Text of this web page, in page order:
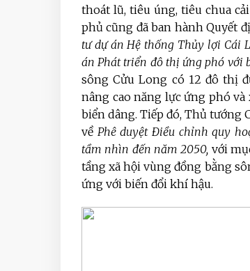
thoát lũ, tiêu úng, tiêu chua
phủ cũng đã ban hành Quyết
tư dự án Hệ thống Thủy lợi Cái
án Phát triển đô thị ứng phó với
sông Cửu Long có 12 đô thị
nâng cao năng lực ứng phó
biển dâng. Tiếp đó, Thủ tướng
về Phê duyệt Điều chỉnh quy
tầm nhìn đến năm 2050, với
tầng xã hội vùng đồng bằng
ứng với biến đổi khí hậu.